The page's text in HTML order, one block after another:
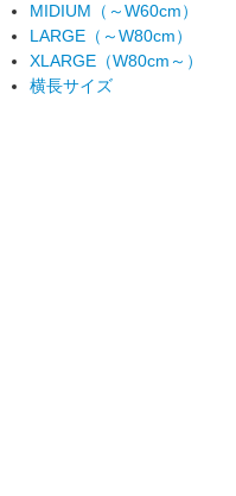
MIDIUM（～W60cm）
LARGE（～W80cm）
XLARGE（W80cm～）
横長サイズ